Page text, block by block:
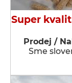
Super
Prodej /
Sme